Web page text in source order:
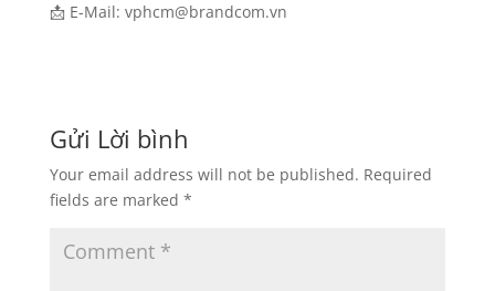
📩 E-Mail: vphcm@brandcom.vn
Gửi Lời bình
Your email address will not be published. Required
fields are marked *